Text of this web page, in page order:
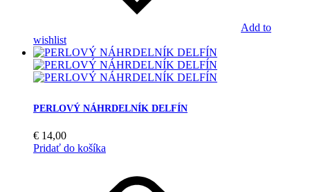
Add to
wishlist
PERLOVÝ NÁHRDELNÍK DELFÍN
€ 14,00
Pridať do košíka